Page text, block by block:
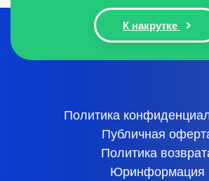
К накрутке
Политика
Публичная
Политика
Юринформация